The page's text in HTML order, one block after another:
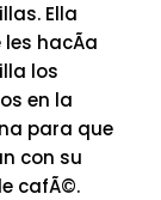
Ella
les hacÃ­a
los
en la
para que
con su
cafÃ©.